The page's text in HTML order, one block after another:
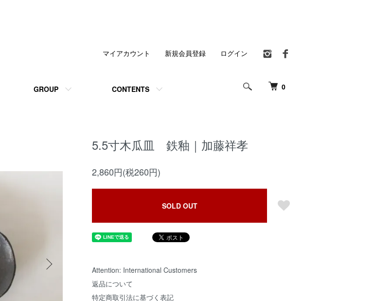
0
GROUP CONTENTS
マイアカウント 新規会員登録 ログイン
5.5寸木瓜皿 鉄釉｜加藤祥孝
2,860円(税260円)
SOLD OUT
Attention: International Customers
返品について
特定商取引法に基づく表記